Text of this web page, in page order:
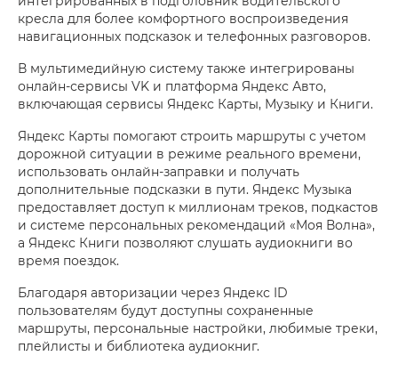
кресла для более комфортного воспроизведения
навигационных подсказок и телефонных разговоров.
В мультимедийную систему также интегрированы
онлайн-сервисы VK и платформа Яндекс Авто,
включающая сервисы Яндекс Карты, Музыку и Книги.
Яндекс Карты помогают строить маршруты с учетом
дорожной ситуации в режиме реального времени,
использовать онлайн-заправки и получать
дополнительные подсказки в пути. Яндекс Музыка
предоставляет доступ к миллионам треков, подкастов
и системе персональных рекомендаций «Моя Волна»,
а Яндекс Книги позволяют слушать аудиокниги во
время поездок.
Благодаря авторизации через Яндекс ID
пользователям будут доступны сохраненные
маршруты, персональные настройки, любимые треки,
плейлисты и библиотека аудиокниг.